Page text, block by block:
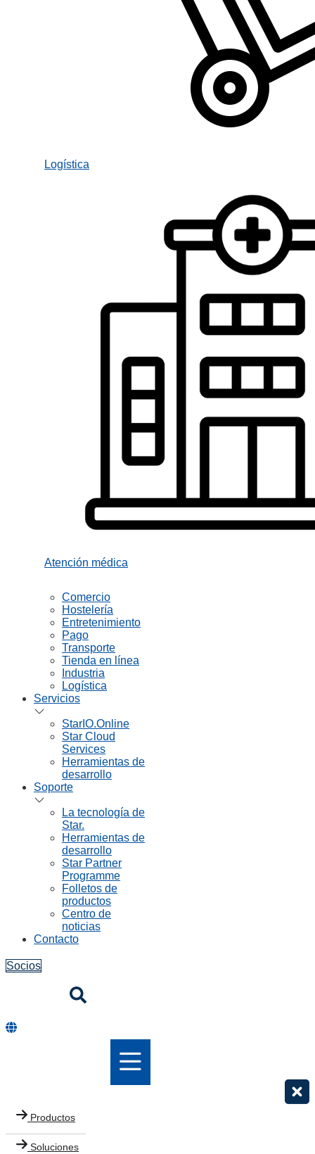
Logística
Atención médica
Comercio
Hostelería
Entretenimiento
Pago
Transporte
Tienda en línea
Industria
Logística
Servicios
StarIO.Online
Star Cloud
Services
Herramientas de
desarrollo
Soporte
La tecnología de
Star.
Herramientas de
desarrollo
Star Partner
Programme
Folletos de
productos
Centro de
noticias
Contacto
Socios
Productos
Soluciones